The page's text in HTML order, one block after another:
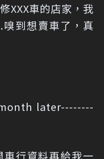
XXX車的店家，我
到想賣車了，真
later--------
行資料再給我一